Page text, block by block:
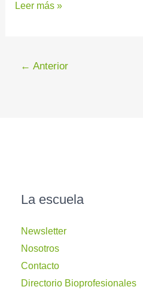
Leer más »
← Anterior
La escuela
Newsletter
Nosotros
Contacto
Directorio Bioprofesionales